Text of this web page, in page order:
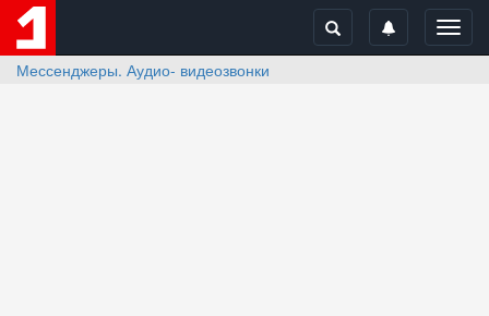
Мессенджеры. Аудио- видеозвонки